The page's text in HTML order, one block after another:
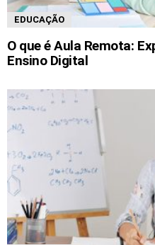
EDUCAÇÃO
O que é Aula Remota:
Ensino Digital